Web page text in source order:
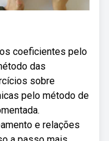
coeficientes pelo
das
sobre
pelo método de
e relações